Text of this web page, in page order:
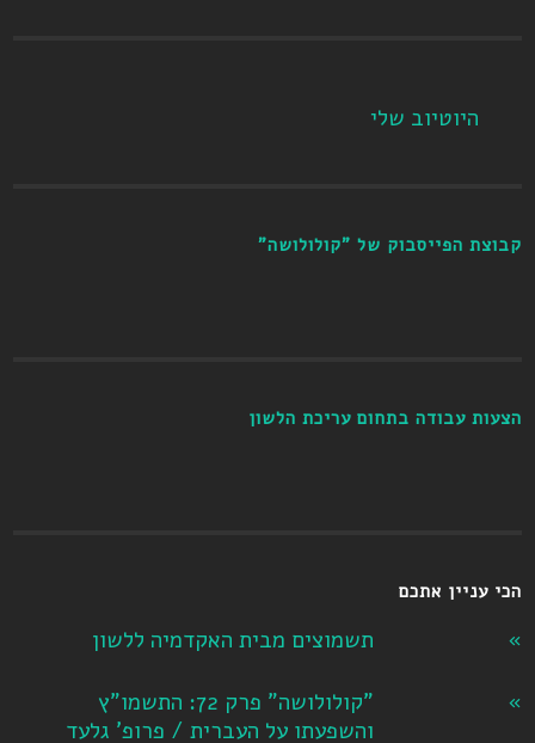
היוטיוב שלי
קבוצת הפייסבוק של "קולולושה"
הצעות עבודה בתחום עריכת הלשון
הכי עניין אתכם
תשמוצים מבית האקדמיה ללשון
"קולולושה" פרק 72: התשמו"ץ
והשפעתו על העברית / פרופ' גלעד